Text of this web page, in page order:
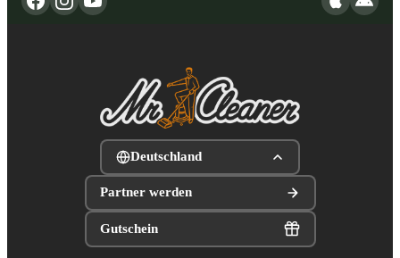
Deutschland
Partner werden
Gutschein